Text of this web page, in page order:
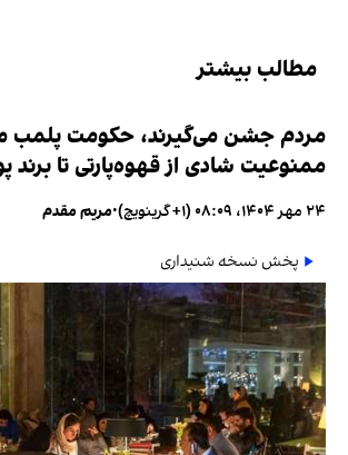
مطالب بیشتر
مردم جشن می‌گیرند، حکومت پلمب
ممنوعیت شادی از قهوه‌پارتی تا برند
۲۴ مهر ۱۴۰۴، ۰۸:۰۹ (‎+۱ گرینویچ) •مریم مقدم
پخش نسخه شنیداری